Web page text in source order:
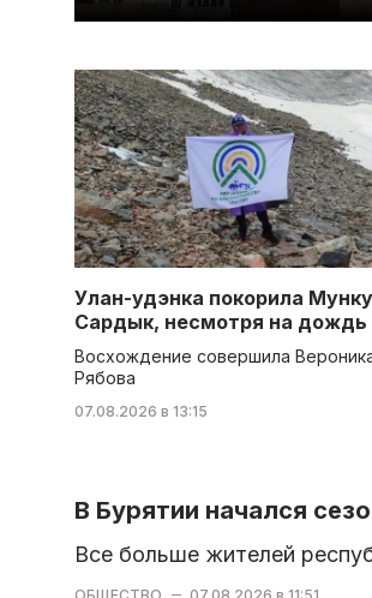
Улан-удэнка покорила
Сардык, несмотря на дождь
Восхождение совершила
Рябова
07.08.2026 в 13:15
В Бурятии начался
Все больше жителей